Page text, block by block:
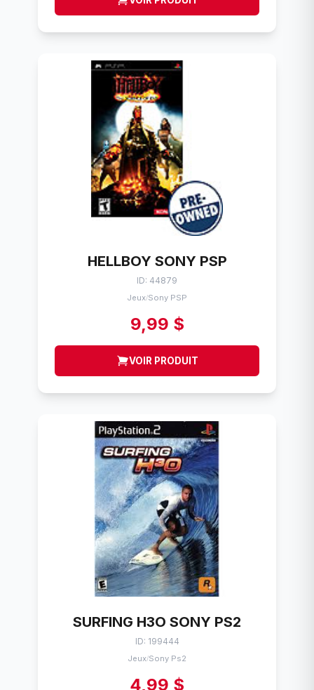
HELLBOY SONY PSP
ID: 44879
Jeux/Sony PSP
9,99 $
VOIR PRODUIT
SURFING H3O SONY PS2
ID: 199444
Jeux/Sony Ps2
4,99 $